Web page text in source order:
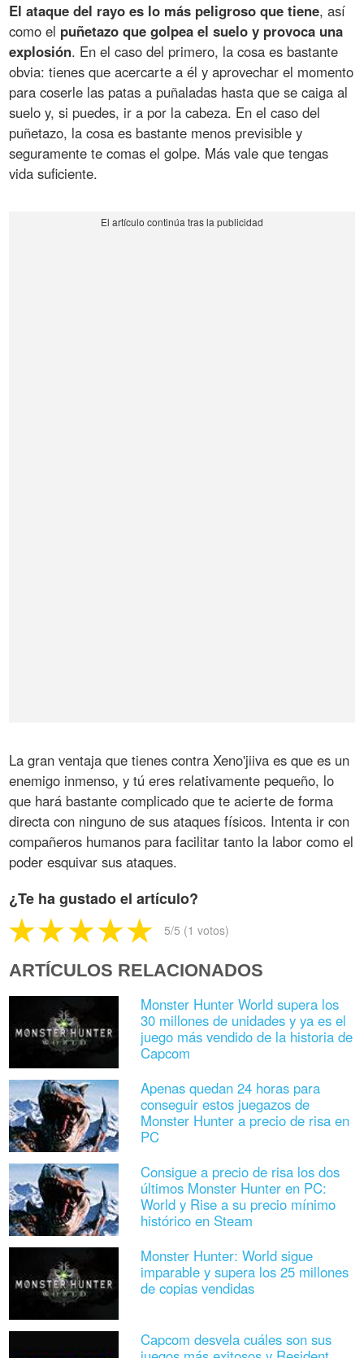
El ataque del rayo es lo más peligroso que tiene, así
como el puñetazo que golpea el suelo y provoca una
explosión. En el caso del primero, la cosa es bastante
obvia: tienes que acercarte a él y aprovechar el momento
para coserle las patas a puñaladas hasta que se caiga al
suelo y, si puedes, ir a por la cabeza. En el caso del
puñetazo, la cosa es bastante menos previsible y
seguramente te comas el golpe. Más vale que tengas
vida suficiente.
La gran ventaja que tienes contra Xeno'jiiva es que es un
enemigo inmenso, y tú eres relativamente pequeño, lo
que hará bastante complicado que te acierte de forma
directa con ninguno de sus ataques físicos. Intenta ir con
compañeros humanos para facilitar tanto la labor como el
poder esquivar sus ataques.
¿Te ha gustado el artículo?
5/5 (1 votos)
ARTÍCULOS RELACIONADOS
Monster Hunter World supera los
30 millones de unidades y ya es el
juego más vendido de la historia de
Capcom
Apenas quedan 24 horas para
conseguir estos juegazos de
Monster Hunter a precio de risa en
PC
Consigue a precio de risa los dos
últimos Monster Hunter en PC:
World y Rise a su precio mínimo
histórico en Steam
Monster Hunter: World sigue
imparable y supera los 25 millones
de copias vendidas
Capcom desvela cuáles son sus